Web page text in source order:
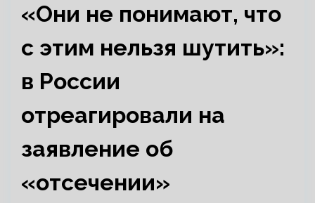
«Они не понимают, что
с этим нельзя шутить»:
в России
отреагировали на
заявление об
«отсечении»